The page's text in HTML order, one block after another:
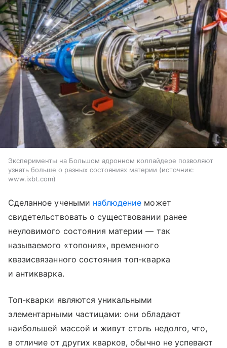
Эксперименты на Большом адронном коллайдере позволяют
узнать больше о разных состояниях материи
источник:
www.ixbt.com
Сделанное учеными наблюдение может
свидетельствовать о существовании ранее
неуловимого состояния материи — так
называемого «топония», временного
квазисвязанного состояния топ-кварка
и антикварка.
Топ-кварки являются уникальными
элементарными частицами: они обладают
наибольшей массой и живут столь недолго, что,
в отличие от других кварков, обычно не успевают